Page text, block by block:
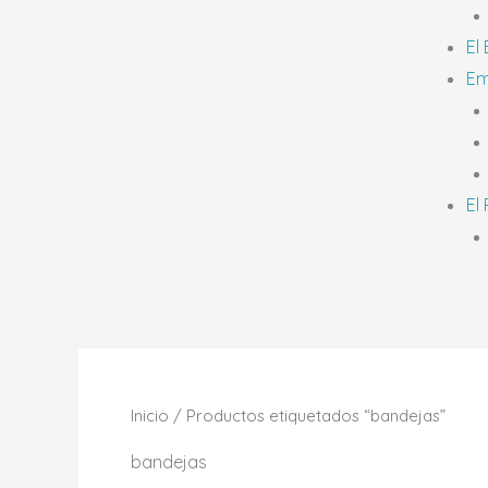
El
El
Inicio / Productos etiquetados “bandejas”
bandejas